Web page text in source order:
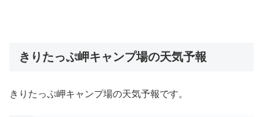
きりたっぷ岬キャンプ場の天気予報
きりたっぷ岬キャンプ場の天気予報です。